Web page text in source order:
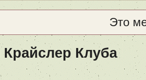
Это
Клуба